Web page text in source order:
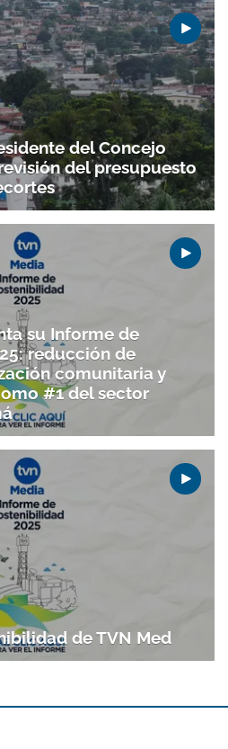
del Concejo
del presupuesto
su Informe de
reducción de
comunitaria y
#1 del sector
de TVN Med